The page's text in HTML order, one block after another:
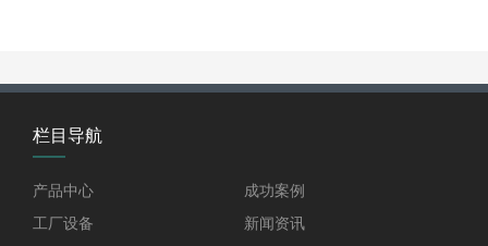
栏目导航
产品中心
成功案例
工厂设备
新闻资讯